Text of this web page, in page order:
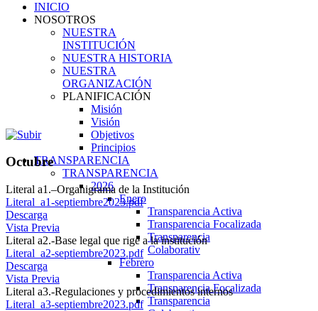
INICIO
NOSOTROS
NUESTRA
INSTITUCIÓN
NUESTRA HISTORIA
NUESTRA
ORGANIZACIÓN
PLANIFICACIÓN
Misión
Visión
Objetivos
Principios
TRANSPARENCIA
TRANSPARENCIA
2026
Enero
Transparencia Activa
Transparencia Focalizada
Transparencia
Colaborativ
Febrero
Transparencia Activa
Transparencia Focalizada
Transparencia
Octubre
Literal a1.–Organigrama de la Institución
Literal_a1-septiembre2023.pdf
Descarga
Vista Previa
Literal a2.-Base legal que rige a la institución
Literal_a2-septiembre2023.pdf
Descarga
Vista Previa
Literal a3.-Regulaciones y procedimientos internos
Literal_a3-septiembre2023.pdf